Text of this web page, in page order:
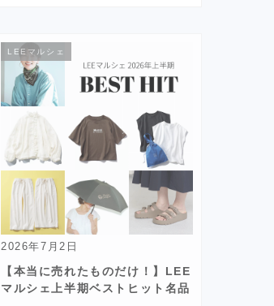
2026年7月2日
LEEマルシェ
【本当に売れたものだけ！】LEE
マルシェ上半期ベストヒット名品